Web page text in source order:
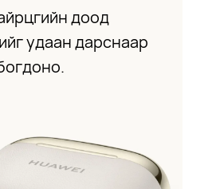
доод
удаан дарснаар